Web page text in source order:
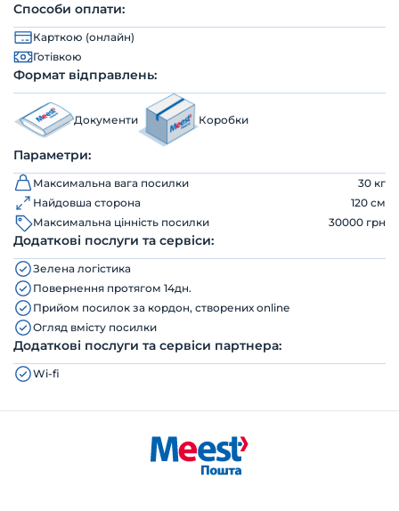
Способи оплати:
Карткою (онлайн)
Готівкою
Формат відправлень:
Документи Коробки
Параметри:
Максимальна вага посилки
30 кг
Найдовша сторона
120 см
Максимальна цінність посилки
30000 грн
Додаткові послуги та сервіси:
Зелена логістика
Повернення протягом 14дн.
Прийом посилок за кордон, створених online
Огляд вмісту посилки
Додаткові послуги та сервіси партнера:
Wi-fi